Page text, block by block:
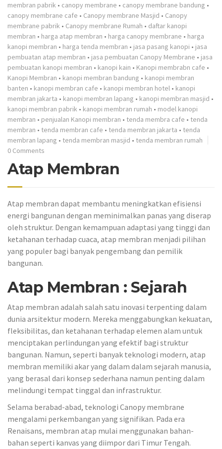
membran pabrik • canopy membrane • canopy membrane bandung •
canopy membrane cafe • Canopy membrane Masjid • Canopy
membrane pabrik • Canopy membrane Rumah • daftar kanopi
membran • harga atap membran • harga canopy membrane • harga
kanopi membran • harga tenda membran • jasa pasang kanopi • jasa
pembuatan atap membran • jasa pembuatan Canopy Membrane • jasa
pembuatan kanopi membran • kanopi kain • Kanopi membrabn cafe •
Kanopi Membran • kanopi membran bandung • kanopi membran
banten • kanopi membran cafe • kanopi membran hotel • kanopi
membran jakarta • kanopi membran lapang • kanopi membran masjid •
kanopi membran pabrik • kanopi membran rumah • model kanopi
membran • penjualan Kanopi membran • tenda membra cafe • tenda
membran • tenda membran cafe • tenda membran jakarta • tenda
membran lapang • tenda membran masjid • tenda membran rumah
0 Comments
Atap Membran
Atap membran dapat membantu meningkatkan efisiensi
energi bangunan dengan meminimalkan panas yang diserap
oleh struktur. Dengan kemampuan adaptasi yang tinggi dan
ketahanan terhadap cuaca, atap membran menjadi pilihan
yang populer bagi banyak pengembang dan pemilik
bangunan.
Atap Membran : Sejarah
Atap membran adalah salah satu inovasi terpenting dalam
dunia arsitektur modern. Mereka menggabungkan kekuatan,
fleksibilitas, dan ketahanan terhadap elemen alam untuk
menciptakan perlindungan yang efektif bagi struktur
bangunan. Namun, seperti banyak teknologi modern, atap
membran memiliki akar yang dalam dalam sejarah manusia,
yang berasal dari konsep sederhana namun penting dalam
melindungi tempat tinggal dan infrastruktur.
Selama berabad-abad, teknologi Canopy membrane
mengalami perkembangan yang signifikan. Pada era
Renaisans, membran atap mulai menggunakan bahan-
bahan seperti kanvas yang diimpor dari Timur Tengah.